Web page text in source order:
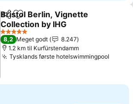
Del Føj til favoritter
Bristol Berlin, Vignette
Collection by IHG
Se priser
5 Stjerner
8,2 Meget godt
8.247
1.2 km til Kurfürstendamm
Tysklands første hotelswimmingpool